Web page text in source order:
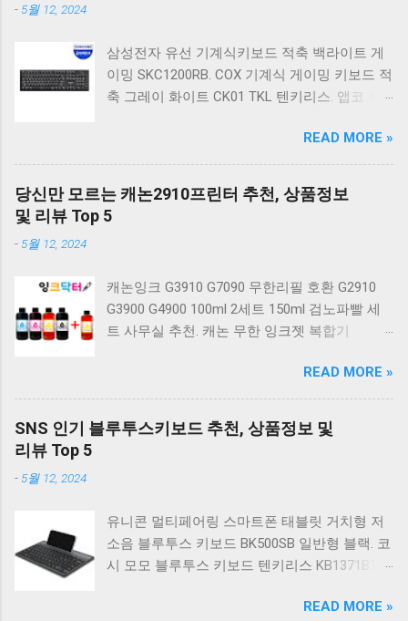
- 5월 12, 2024
삼성전자 유선 기계식키보드 적축 백라이트 게
이밍 SKC1200RB. COX 기계식 게이밍 키보드 적
축 그레이 화이트 CK01 TKL 텐키리스. 앱코 축
랙 K560 일반형. 앱코 K517 레트로 기계식 게이
밍 유선키보드 갈축 일반형 레트로 베이지. 체리
키보드 G803000S TKL RGB 게이밍 텐키리스 기
계식 키보드 4종 축 선택 저소음적축 블랙. 체리
베이지 K517 Retro. COX CK01 교체축 사이드
RGB 게이밍 기계식 키보드 네이비 CK01NV적축
일반형. 체리키보드 XTRFY MX BOARD 3.1 RGB
COX 기계식 게이밍 키보드 갈축 그레이 화이트
CK01 TKL 텐키리스 기계식키보드 구매를 고려
하실 때, 추가 할인 혜택을 놓치지 마세요. 다양
정이 많이 어려우시죠? 특히 기계식키보드 같은
상품을 고를 때는 더 고민이 많을 수 밖에 없습
니다. 다양한 상품들을 상세스펙 과 가격 을 꼼
READ MORE »
당신만 모르는 캐논2910프린터 추천, 상품정보
및 리뷰 Top 5
- 5월 12, 2024
캐논잉크 G3910 G7090 무한리필 호환 G2910
G3900 G4900 100ml 2세트 150ml 검노파빨 세
트 사무실 추천. 캐논 무한 잉크젯 복합기
논 PIXMA G2910 잉크포함 정품 무한복합기 컬
러 잉크젯복합기 가정용프린터 상세정보참조.
캐논 G시리즈 프린터 정품 헤드 카트리지
G1900 G2900 G3900 G4900 G2910 G3910
G4902 G4910 G4911 리필 잉크 1개 GI990
500ml 4색세트. 캐논 빌트인 정품무한 복합기
G2910 정품잉크 포함충전잉크4색 추가증정. 캐
잉크 4색세트 G3910 G3900 G2900 G4900
READ MORE »
SNS 인기 블루투스키보드 추천, 상품정보 및
리뷰 Top 5
- 5월 12, 2024
유니콘 멀티페어링 스마트폰 태블릿 거치형 저
소음 블루투스 키보드 BK500SB 일반형 블랙. 코
시 모모 블루투스 키보드 텐키리스 KB1371BT
K380S. 로지텍 무선키보드 텐키리스 스모키 블
READ MORE »